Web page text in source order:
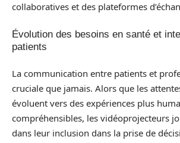
collaboratives et des plateformes
Évolution des besoins en santé et
patients
La communication entre patients et
cruciale que jamais. Alors que les
évoluent vers des expériences plus
compréhensibles, les vidéoprojecteurs
dans leur inclusion dans la prise de